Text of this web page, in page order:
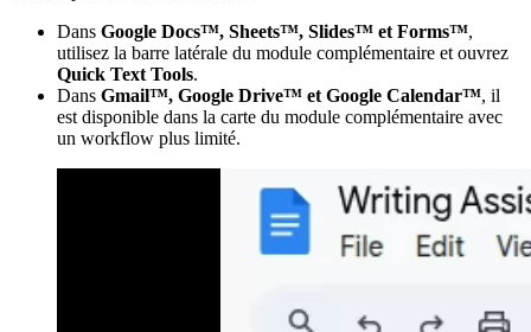
Dans Google Docs™, Sheets™, Slides™ et Forms™,
utilisez la barre latérale du module complémentaire et ouvrez
Quick Text Tools.
Dans Gmail™, Google Drive™ et Google Calendar™, il
est disponible dans la carte du module complémentaire avec
un workflow plus limité.